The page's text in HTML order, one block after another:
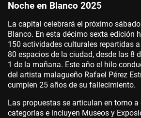
Noche en Blanco 2025
La capital celebrará el próximo
Blanco. En esta décimo sexta edición
150 actividades culturales repartidas
80 espacios de la ciudad, desde las 8
1 de la mañana. Este año el hilo
del artista malagueño Rafael Pérez
cumplen 25 años de su fallecimiento.
Las propuestas se articulan en torno a
categorías e incluyen Museos y